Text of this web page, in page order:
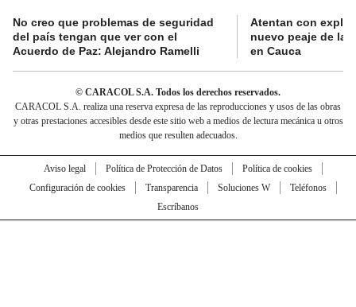
No creo que problemas de seguridad
del país tengan que ver con el
Acuerdo de Paz: Alejandro Ramelli
Atentan con
nuevo peaje de la
en Cauca
© CARACOL S.A. Todos los derechos reservados.
CARACOL S.A. realiza una reserva expresa de las reproducciones y usos de las obras
y otras prestaciones accesibles desde este sitio web a medios de lectura mecánica u otros
medios que resulten adecuados.
Aviso legal Política de Protección de Datos
Política de cookies
Configuración de cookies
Transparencia Soluciones W
Teléfonos
Escríbanos